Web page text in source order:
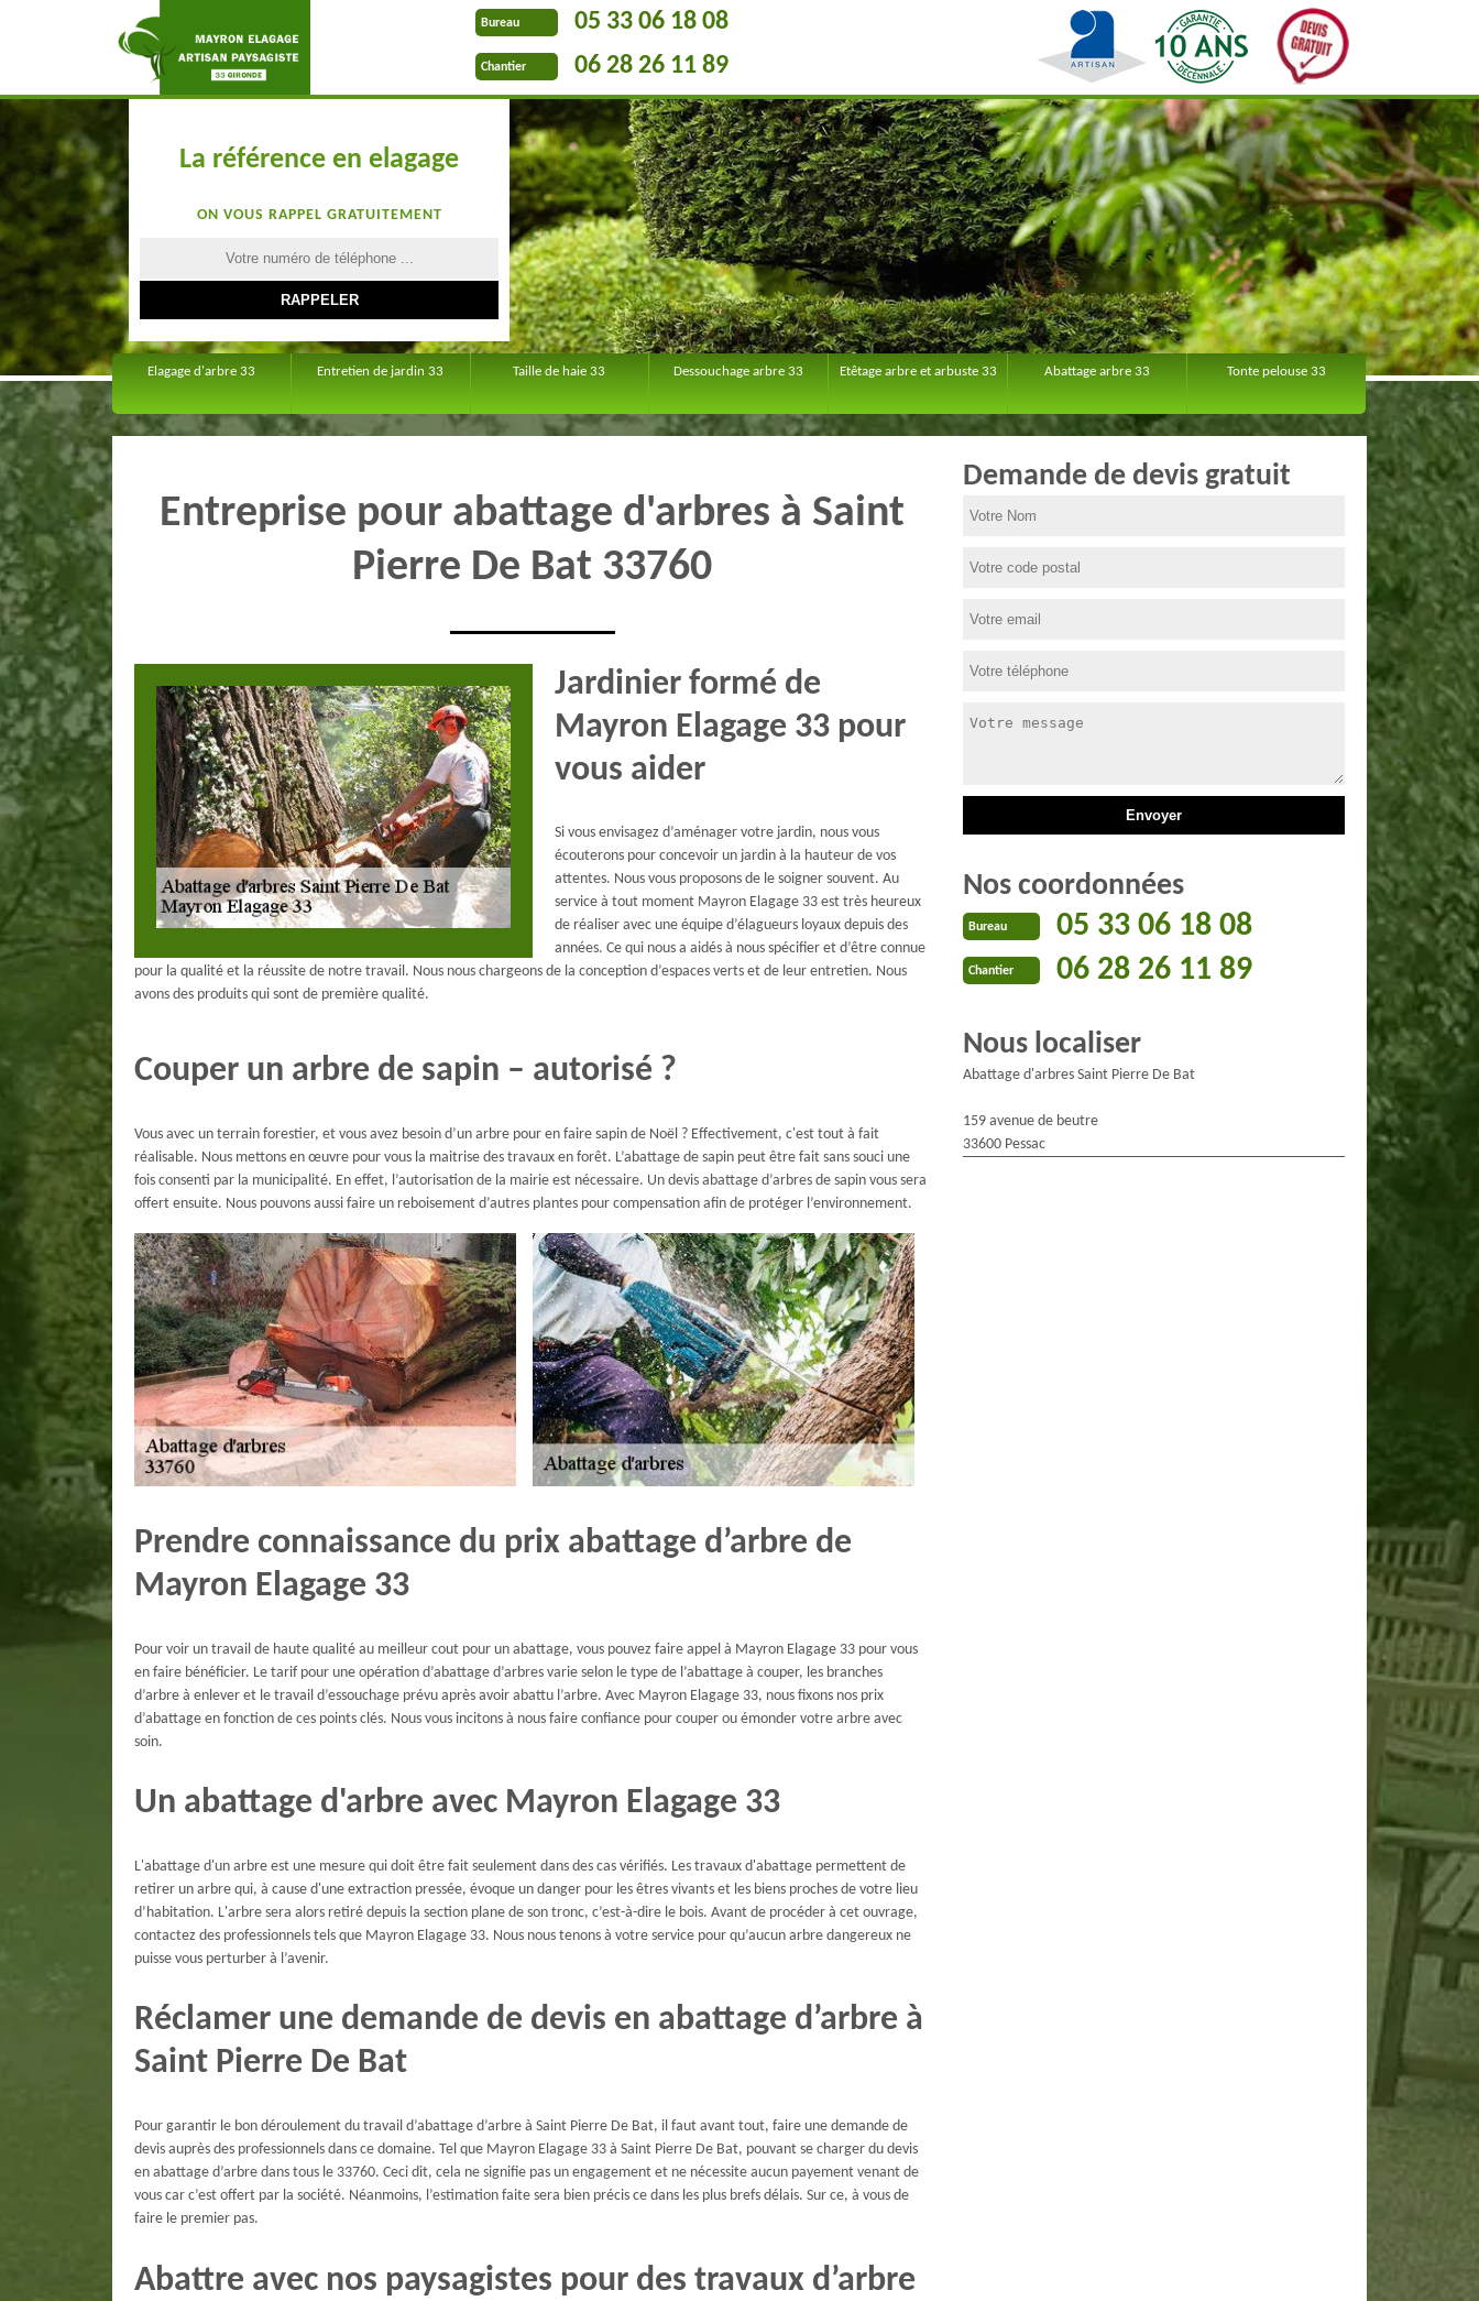
Bureau 05 33 06 18 08
Chantier 06 28 26 11 89
La référence en elagage
ON VOUS RAPPEL GRATUITEMENT
Elagage d'arbre 33 Entretien de jardin 33 Taille de haie 33 Dessouchage arbre 33 Etêtage arbre et arbuste 33 Abattage arbre 33 Tonte pelouse 33
Entreprise pour abattage d'arbres à Saint
Pierre De Bat 33760
Jardinier formé de
Mayron Elagage 33 pour
vous aider
Si vous envisagez d’aménager votre jardin, nous vous
écouterons pour concevoir un jardin à la hauteur de vos
attentes. Nous vous proposons de le soigner souvent. Au
service à tout moment Mayron Elagage 33 est très heureux
de réaliser avec une équipe d’élagueurs loyaux depuis des
années. Ce qui nous a aidés à nous spécifier et d’être connue
pour la qualité et la réussite de notre travail. Nous nous chargeons de la conception d’espaces verts et de leur entretien. Nous
avons des produits qui sont de première qualité.
Couper un arbre de sapin – autorisé ?
Vous avec un terrain forestier, et vous avez besoin d’un arbre pour en faire sapin de Noël ? Effectivement, c'est tout à fait
réalisable. Nous mettons en œuvre pour vous la maitrise des travaux en forêt. L’abattage de sapin peut être fait sans souci une
fois consenti par la municipalité. En effet, l’autorisation de la mairie est nécessaire. Un devis abattage d’arbres de sapin vous sera
offert ensuite. Nous pouvons aussi faire un reboisement d’autres plantes pour compensation afin de protéger l’environnement.
Prendre connaissance du prix abattage d’arbre de
Mayron Elagage 33
Pour voir un travail de haute qualité au meilleur cout pour un abattage, vous pouvez faire appel à Mayron Elagage 33 pour vous
en faire bénéficier. Le tarif pour une opération d’abattage d’arbres varie selon le type de l’abattage à couper, les branches
d’arbre à enlever et le travail d’essouchage prévu après avoir abattu l’arbre. Avec Mayron Elagage 33, nous fixons nos prix
d’abattage en fonction de ces points clés. Nous vous incitons à nous faire confiance pour couper ou émonder votre arbre avec
soin.
Un abattage d'arbre avec Mayron Elagage 33
L'abattage d'un arbre est une mesure qui doit être fait seulement dans des cas vérifiés. Les travaux d'abattage permettent de
retirer un arbre qui, à cause d'une extraction pressée, évoque un danger pour les êtres vivants et les biens proches de votre lieu
d’habitation. L'arbre sera alors retiré depuis la section plane de son tronc, c’est-à-dire le bois. Avant de procéder à cet ouvrage,
contactez des professionnels tels que Mayron Elagage 33. Nous nous tenons à votre service pour qu’aucun arbre dangereux ne
puisse vous perturber à l’avenir.
Réclamer une demande de devis en abattage d’arbre à
Saint Pierre De Bat
Pour garantir le bon déroulement du travail d’abattage d’arbre à Saint Pierre De Bat, il faut avant tout, faire une demande de
devis auprès des professionnels dans ce domaine. Tel que Mayron Elagage 33 à Saint Pierre De Bat, pouvant se charger du devis
en abattage d’arbre dans tous le 33760. Ceci dit, cela ne signifie pas un engagement et ne nécessite aucun payement venant de
vous car c’est offert par la société. Néanmoins, l’estimation faite sera bien précis ce dans les plus brefs délais. Sur ce, à vous de
faire le premier pas.
Abattre avec nos paysagistes pour des travaux d’arbre
Demande de devis gratuit
Nos coordonnées
Bureau 05 33 06 18 08
Chantier 06 28 26 11 89
Nous localiser
Abattage d'arbres Saint Pierre De Bat
159 avenue de beutre
33600 Pessac